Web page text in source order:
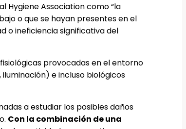
Hygiene Association como “la
o que se hayan presentes en el
o ineficiencia significativa del
provocadas en el entorno
e incluso biológicos
a estudiar los posibles daños
Con la combinación de una